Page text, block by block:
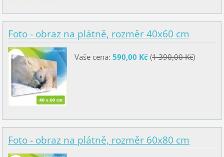
Foto - obraz na plátně, rozměr 40x60 cm
Vaše cena: 590,00 Kč(1 390,00 Kč)
Foto - obraz na plátně, rozměr 60x80 cm